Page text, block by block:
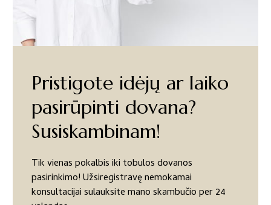
Pristigote idėjų ar laiko
pasirūpinti dovana?
Susiskambinam!
Tik vienas pokalbis iki tobulos dovanos
pasirinkimo! Užsiregistravę nemokamai
konsultacijai sulauksite mano skambučio per 24